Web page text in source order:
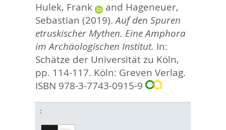
hier:
Hulek, Frank and Hageneuer,
Sebastian (2019).Auf den Spuren
etruskischer Mythen. Eine Amphora
im Archäologischen Institut. In:
Schätze der Universität zu Köln,
pp. 114-117. Köln: Greven Verlag.
ISBN 978-3-7743-0915-9